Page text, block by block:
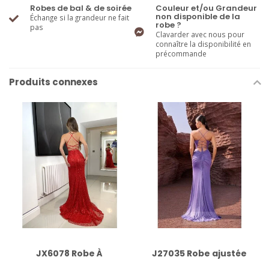
Robes de bal & de soirée
Échange si la grandeur ne fait
pas
Couleur et/ou Grandeur
non disponible de la
robe ?
Clavarder avec nous pour
connaître la disponibilité en
précommande
Produits connexes
JX6078 Robe À
J27035 Robe ajustée